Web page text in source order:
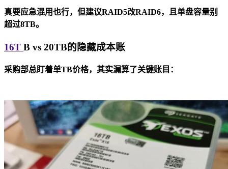
真要应急混用也行，但建议RAID5改RAID6，且单盘容量别
超过8TB。
16T B vs 20TB的隐藏成本账
采购部总盯着单TB价格，其实漏算了关键账目：